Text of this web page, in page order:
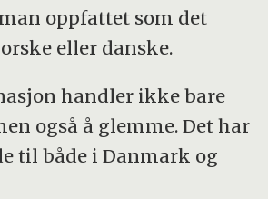
oppfattet som det
eller danske.
handler ikke bare
også å glemme. Det har
til både i Danmark og